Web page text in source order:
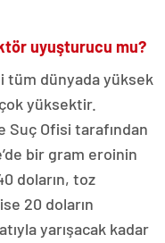
uyuşturucu mu?
tüm dünyada yüksek
yüksektir.
Ofisi tarafından
bir gram eroinin
doların, toz
20 doların
yarışacak kadar